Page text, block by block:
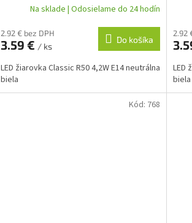
Na sklade | Odosielame do 24 hodín
2.92 € bez DPH
3.59 € / ks
Do košíka
LED žiarovka Classic R50 4,2W E14 neutrálna
biela
2.92
LED
biela
Kód: 768